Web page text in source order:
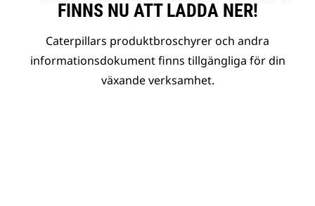
FINNS NU ATT LADDA NER!
Caterpillars produktbroschyrer och andra
informationsdokument finns tillgängliga för din
växande verksamhet.